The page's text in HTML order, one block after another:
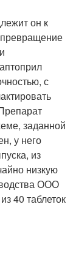
он к
с
заданной
у него
из
низкую
ООО
40 таблеток